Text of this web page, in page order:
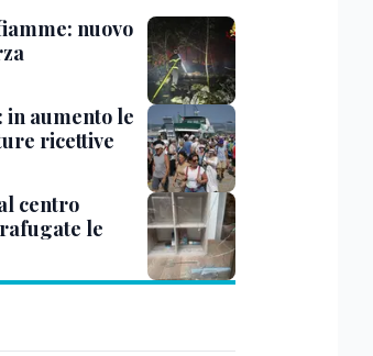
nuovo
aumento le
ricettive
centro
le